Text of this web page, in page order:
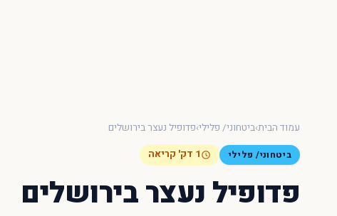
עמוד הבית›ביטחוני/ פלילי›פדופיל נעצר בירושלים
ביטחוני/ פלילי 1 דק' קריאה
פדופיל נעצר בירושלים